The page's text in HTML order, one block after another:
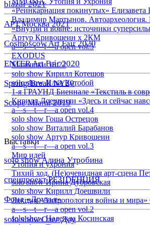
blazar 2021
АРТ Москва 2021
Cosmoscow Art Fair 2020
ENTER Art Fair 2020
Spring/Break NY20
Scope Miami 2019
Выставки
solo show Алина Утробина
спецпроект РЕЗIDЕНЦИЯ
Фонд «Друзья»
solo show Олег Доу
«Реинкарнация покинутых» Елизавета
Владимир Мартынов.
«Внутри и вовне: источники
Артур Кривошеин х 2КМ
a—s—t—r—a open vol.5
EXODUS
Малышки 18:22
solo show Кирилл Котешов
solo show Илья Кутобой
1-я ГРАУНД Биеннале «Текстиль в
Кирилл Доешвили «Здесь и сейчас
a—s—t—r—a open vol.4
solo show Гоша Острецов
solo show Виталий Барабанов
solo show Артур Кривошеин
a—s—t—r—a open vol.3
Мир идей
Утопия и ухрония
Тихий ход. (Не)очевидная арт-сцена
solo show Ирина Дубровская
solo show Кирилл Доешвили
Лекция «Антропология войны и мира»
a—s—t—r—a open vol.2
solo show Надежда Косинская